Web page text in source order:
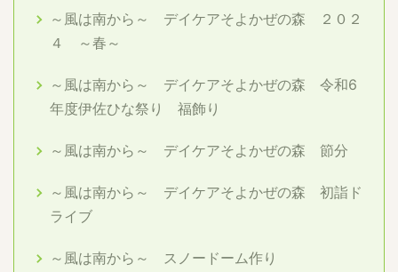
～風は南から～ デイケアそよかぜの森 ２０２
４ ～春～
～風は南から～ デイケアそよかぜの森 令和6
年度伊佐ひな祭り 福飾り
～風は南から～ デイケアそよかぜの森 節分
～風は南から～ デイケアそよかぜの森 初詣ド
ライブ
～風は南から～ スノードーム作り